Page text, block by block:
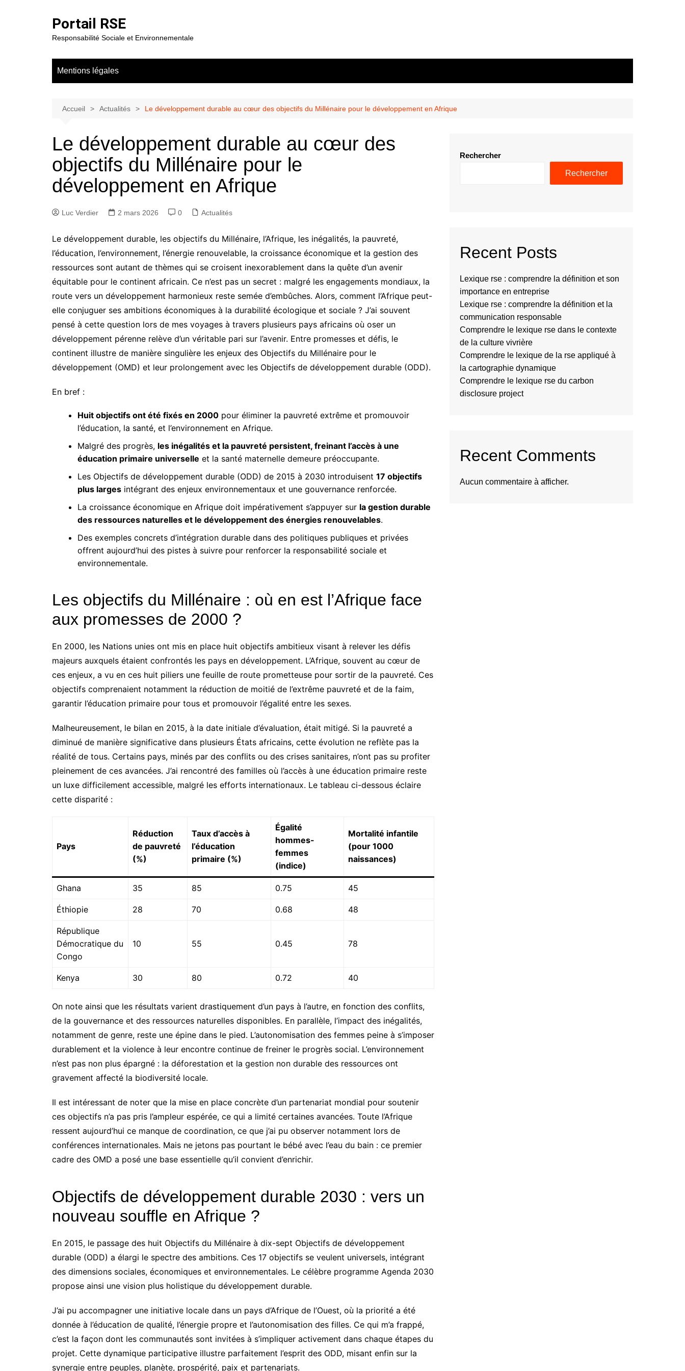
Portail RSE
Responsabilité Sociale et Environnementale
Mentions légales
Accueil Actualités Le développement durable au cœur des objectifs du Millénaire pour le développement en Afrique
Le développement durable au cœur des
objectifs du Millénaire pour le
développement en Afrique
Luc Verdier 2 mars 2026 0 Actualités
Le développement durable, les objectifs du Millénaire, l’Afrique, les inégalités, la pauvreté,
l’éducation, l’environnement, l’énergie renouvelable, la croissance économique et la gestion des
ressources sont autant de thèmes qui se croisent inexorablement dans la quête d’un avenir
équitable pour le continent africain. Ce n’est pas un secret : malgré les engagements mondiaux, la
route vers un développement harmonieux reste semée d’embûches. Alors, comment l’Afrique peut-
elle conjuguer ses ambitions économiques à la durabilité écologique et sociale ? J’ai souvent
pensé à cette question lors de mes voyages à travers plusieurs pays africains où oser un
développement pérenne relève d’un véritable pari sur l’avenir. Entre promesses et défis, le
continent illustre de manière singulière les enjeux des Objectifs du Millénaire pour le
développement (OMD) et leur prolongement avec les Objectifs de développement durable (ODD).
En bref :
Huit objectifs ont été fixés en 2000 pour éliminer la pauvreté extrême et promouvoir
l’éducation, la santé, et l’environnement en Afrique.
Malgré des progrès, les inégalités et la pauvreté persistent, freinant l’accès à une
éducation primaire universelle et la santé maternelle demeure préoccupante.
Les Objectifs de développement durable (ODD) de 2015 à 2030 introduisent 17 objectifs
plus larges intégrant des enjeux environnementaux et une gouvernance renforcée.
La croissance économique en Afrique doit impérativement s’appuyer sur la gestion durable
des ressources naturelles et le développement des énergies renouvelables.
Des exemples concrets d’intégration durable dans des politiques publiques et privées
offrent aujourd’hui des pistes à suivre pour renforcer la responsabilité sociale et
environnementale.
Les objectifs du Millénaire : où en est l’Afrique face
aux promesses de 2000 ?
En 2000, les Nations unies ont mis en place huit objectifs ambitieux visant à relever les défis
majeurs auxquels étaient confrontés les pays en développement. L’Afrique, souvent au cœur de
ces enjeux, a vu en ces huit piliers une feuille de route prometteuse pour sortir de la pauvreté. Ces
objectifs comprenaient notamment la réduction de moitié de l’extrême pauvreté et de la faim,
garantir l’éducation primaire pour tous et promouvoir l’égalité entre les sexes.
Malheureusement, le bilan en 2015, à la date initiale d’évaluation, était mitigé. Si la pauvreté a
diminué de manière significative dans plusieurs États africains, cette évolution ne reflète pas la
réalité de tous. Certains pays, minés par des conflits ou des crises sanitaires, n’ont pas su profiter
pleinement de ces avancées. J’ai rencontré des familles où l’accès à une éducation primaire reste
un luxe difficilement accessible, malgré les efforts internationaux. Le tableau ci-dessous éclaire
cette disparité :
Pays
Réduction
de pauvreté
(%)
Taux d’accès à
l’éducation
primaire (%)
Égalité
hommes-
femmes
(indice)
Mortalité infantile
(pour 1000
naissances)
Ghana 35 85 0.75 45
Éthiopie 28 70 0.68 48
République
Démocratique du
Congo
10 55 0.45 78
Kenya 30 80 0.72 40
On note ainsi que les résultats varient drastiquement d’un pays à l’autre, en fonction des conflits,
de la gouvernance et des ressources naturelles disponibles. En parallèle, l’impact des inégalités,
notamment de genre, reste une épine dans le pied. L’autonomisation des femmes peine à s’imposer
durablement et la violence à leur encontre continue de freiner le progrès social. L’environnement
n’est pas non plus épargné : la déforestation et la gestion non durable des ressources ont
gravement affecté la biodiversité locale.
Il est intéressant de noter que la mise en place concrète d’un partenariat mondial pour soutenir
ces objectifs n’a pas pris l’ampleur espérée, ce qui a limité certaines avancées. Toute l’Afrique
ressent aujourd’hui ce manque de coordination, ce que j’ai pu observer notamment lors de
conférences internationales. Mais ne jetons pas pourtant le bébé avec l’eau du bain : ce premier
cadre des OMD a posé une base essentielle qu’il convient d’enrichir.
Objectifs de développement durable 2030 : vers un
nouveau souffle en Afrique ?
En 2015, le passage des huit Objectifs du Millénaire à dix-sept Objectifs de développement
durable (ODD) a élargi le spectre des ambitions. Ces 17 objectifs se veulent universels, intégrant
des dimensions sociales, économiques et environnementales. Le célèbre programme Agenda 2030
propose ainsi une vision plus holistique du développement durable.
J’ai pu accompagner une initiative locale dans un pays d’Afrique de l’Ouest, où la priorité a été
donnée à l’éducation de qualité, l’énergie propre et l’autonomisation des filles. Ce qui m’a frappé,
c’est la façon dont les communautés sont invitées à s’impliquer activement dans chaque étapes du
projet. Cette dynamique participative illustre parfaitement l’esprit des ODD, misant enfin sur la
synergie entre peuples, planète, prospérité, paix et partenariats.
Rechercher
Rechercher
Recent Posts
Lexique rse : comprendre la définition et son
importance en entreprise
Lexique rse : comprendre la définition et la
communication responsable
Comprendre le lexique rse dans le contexte
de la culture vivrière
Comprendre le lexique de la rse appliqué à
la cartographie dynamique
Comprendre le lexique rse du carbon
disclosure project
Recent Comments
Aucun commentaire à afficher.